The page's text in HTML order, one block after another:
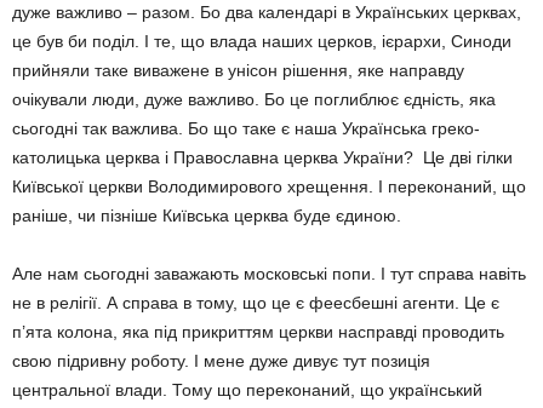
дуже важливо – разом. Бо два календарі в Українських церквах,
це був би поділ. І те, що влада наших церков, ієрархи, Синоди
прийняли таке виважене в унісон рішення, яке направду
очікували лю­ди, дуже важливо. Бо це поглиблює єдність, яка
сьогодні так важлива. Бо що таке є наша Українська греко-
католицька церква і Право­славна церква України? Це дві гілки
Київсь­кої церкви Володимирового хрещення. І переконаний, що
раніше, чи пізніше Київська церква буде єдиною.
Але нам сьогодні заважають московські попи. І тут справа навіть
не в релігії. А спра­ва в тому, що це є феесбешні агенти. Це є
п’ята колона, яка під прикриттям церкви насправді проводить
свою підривну роботу. І мене дуже дивує тут позиція
центральної влади. Тому що переконаний, що українсь­кий